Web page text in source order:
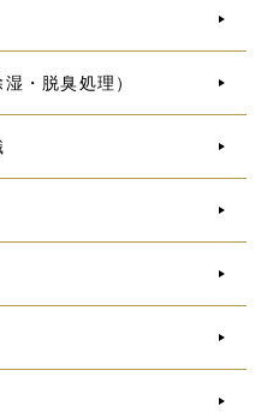
・脱臭処理）